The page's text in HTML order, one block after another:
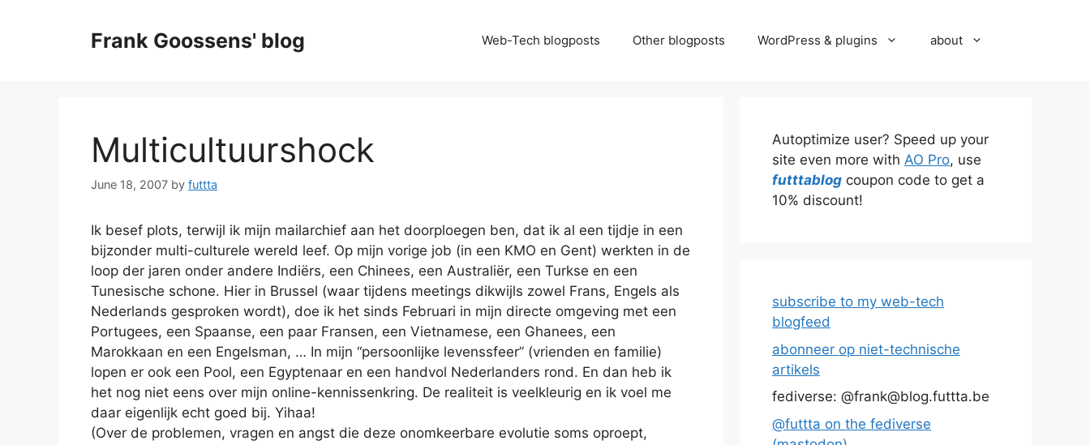
Frank Goossens' blog Web-Tech blogposts Other blogposts WordPress & plugins about
Multicultuurshock
June 18, 2007 by futtta
Ik besef plots, terwijl ik mijn mailarchief aan het doorploegen ben, dat ik al een tijdje in een
bijzonder multi-culturele wereld leef. Op mijn vorige job (in een KMO en Gent) werkten in de
loop der jaren onder andere Indiërs, een Chinees, een Australiër, een Turkse en een
Tunesische schone. Hier in Brussel (waar tijdens meetings dikwijls zowel Frans, Engels als
Nederlands gesproken wordt), doe ik het sinds Februari in mijn directe omgeving met een
Portugees, een Spaanse, een paar Fransen, een Vietnamese, een Ghanees, een
Marokkaan en een Engelsman, … In mijn “persoonlijke levenssfeer” (vrienden en familie)
lopen er ook een Pool, een Egyptenaar en een handvol Nederlanders rond. En dan heb ik
het nog niet eens over mijn online-kennissenkring. De realiteit is veelkleurig en ik voel me
daar eigenlijk echt goed bij. Yihaa!
(Over de problemen, vragen en angst die deze onomkeerbare evolutie soms oproept,
Autoptimize user? Speed up your
site even more with AO Pro, use
futttablog coupon code to get a
10% discount!
subscribe to my web-tech
blogfeed
abonneer op niet-technische
artikels
fediverse: @frank@blog.futtta.be
@futtta on the fediverse